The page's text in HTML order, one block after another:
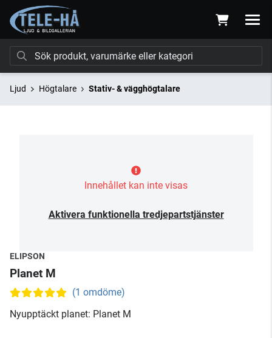
Ljud Högtalare Stativ- & vägghögtalare
Innehållet kan inte visas
Aktivera funktionella tredjepartstjänster
ELIPSON
Planet M
(1 omdöme)
Nyupptäckt planet: Planet M